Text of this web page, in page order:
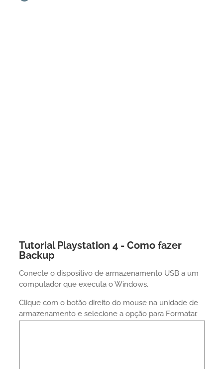
Tutorial Playstation 4 - Como fazer
Backup
Conecte o dispositivo de armazenamento USB a um
computador que executa o Windows.
Clique com o botão direito do mouse na unidade de
armazenamento e selecione a opção para Formatar.